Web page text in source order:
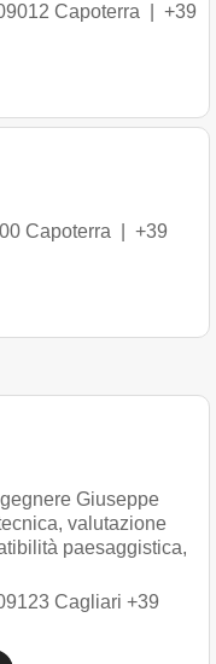
Capoterra
+39
Capoterra
+39
Giuseppe
valutazione
paesaggistica,
Cagliari +39